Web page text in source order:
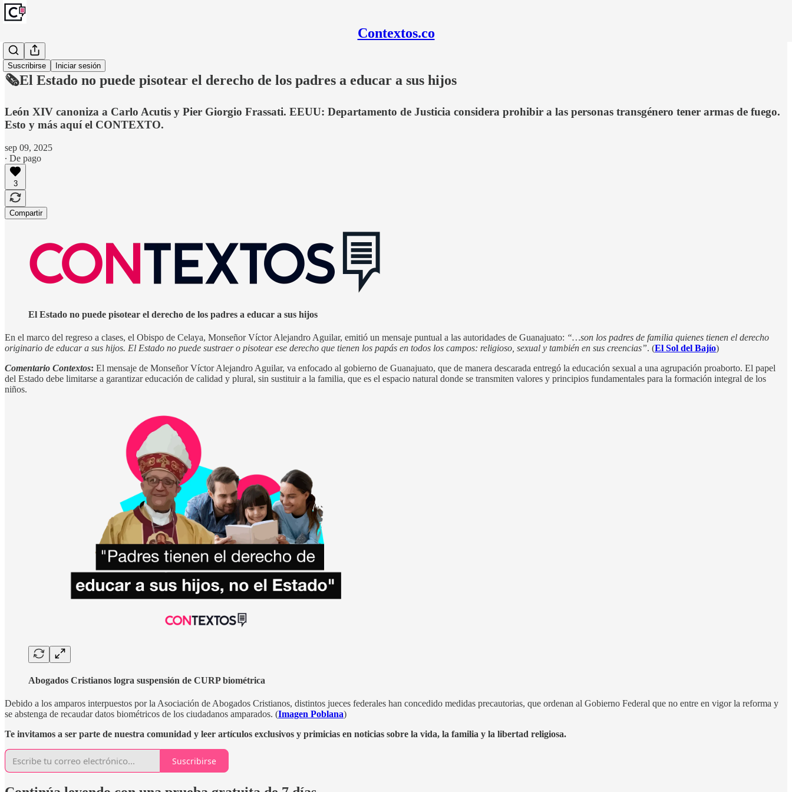
Contextos.co
Suscribirse Iniciar sesión
Monitoreo
🗞️El Estado no puede pisotear el derecho de los padres a educar a sus hijos
León XIV canoniza a Carlo Acutis y Pier Giorgio Frassati. EEUU: Departamento de Justicia considera prohibir a las personas transgénero tener armas de fuego.
Esto y más aquí el CONTEXTO.
sep 09, 2025
∙ De pago
3
Compartir
El Estado no puede pisotear el derecho de los padres a educar a sus hijos
En el marco del regreso a clases, el Obispo de Celaya, Monseñor Víctor Alejandro Aguilar, emitió un mensaje puntual a las autoridades de Guanajuato: “…son los padres de familia quienes tienen el derecho
originario de educar a sus hijos. El Estado no puede sustraer o pisotear ese derecho que tienen los papás en todos los campos: religioso, sexual y también en sus creencias”. (El Sol del Bajío)
Comentario Contextos: El mensaje de Monseñor Víctor Alejandro Aguilar, va enfocado al gobierno de Guanajuato, que de manera descarada entregó la educación sexual a una agrupación proaborto. El papel
del Estado debe limitarse a garantizar educación de calidad y plural, sin sustituir a la familia, que es el espacio natural donde se transmiten valores y principios fundamentales para la formación integral de los
niños.
Abogados Cristianos logra suspensión de CURP biométrica
Debido a los amparos interpuestos por la Asociación de Abogados Cristianos, distintos jueces federales han concedido medidas precautorias, que ordenan al Gobierno Federal que no entre en vigor la reforma y
se abstenga de recaudar datos biométricos de los ciudadanos amparados. (Imagen Poblana)
Te invitamos a ser parte de nuestra comunidad y leer artículos exclusivos y primicias en noticias sobre la vida, la familia y la libertad religiosa.
Suscribirse